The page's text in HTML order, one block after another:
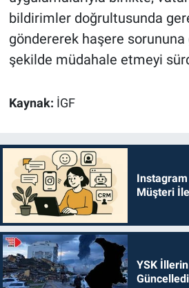
bildirimler doğrultusunda
göndererek haşere
şekilde müdahale etmeyi
Kaynak: İGF
Müşteri
YSK
Güncelledi